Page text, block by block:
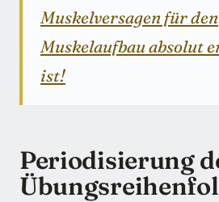
Muskelversagen für den
Muskelaufbau absolut
ist!
Periodisierung